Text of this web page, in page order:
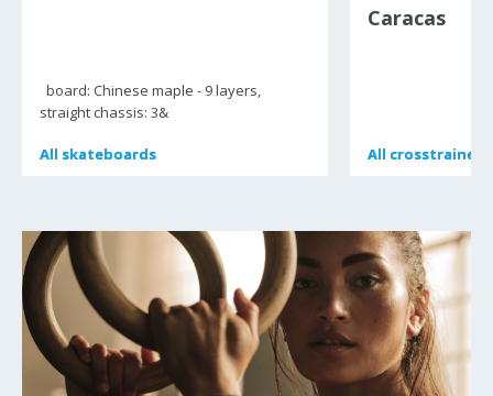
board: Chinese maple - 9 layers,
straight chassis: 3&
All skateboards
All skateboards
Caracas
All crosstrainers
All crosstrainers